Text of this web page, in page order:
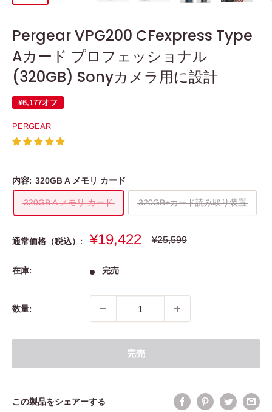
Pergear VPG200 CFexpress Type
Aカード プロフェッショナル
(320GB) Sonyカメラ用に設計
¥6,177オフ
PERGEAR
内容: 320GB A メモリ カード
320GB A メモリ カード 320GB+カード読み取り装置
通常価格（税込）:
販
価
¥19,422
通
¥25,599
在庫: 完売
数量:
完売
この製品をシェアーする